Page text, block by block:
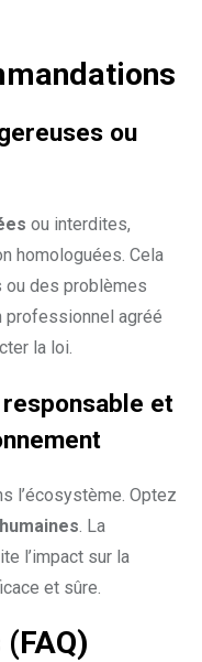
ou
ou interdites,
homologuées. Cela
ou des problèmes
professionnel agréé
la loi.
et
l’écosystème. Optez
humaines. La
l’impact sur la
et sûre.